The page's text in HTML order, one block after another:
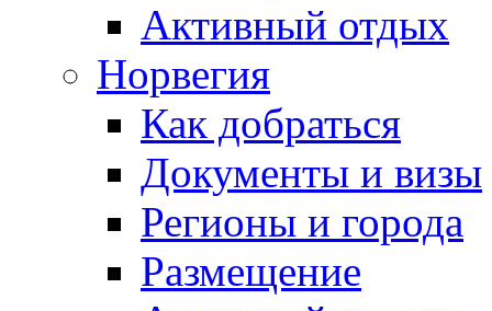
Активный отдых
Норвегия
Как добраться
Документы и визы
Регионы и города
Размещение